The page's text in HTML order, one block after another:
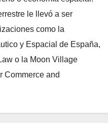
le llevó a ser
como la
y Espacial de España,
o la Moon Village
Commerce and